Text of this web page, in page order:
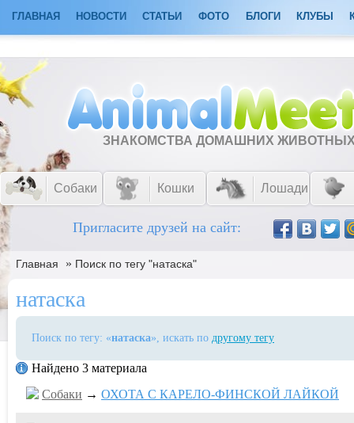
ГЛАВНАЯ НОВОСТИ СТАТЬИ ФОТО БЛОГИ КЛУБЫ
ЗНАКОМСТВА ДОМАШНИХ
Собаки Кошки Лошади
Пригласите друзей на сайт:
Главная » Поиск по тегу "натаска"
натаска
Поиск по тегу: «натаска», искать по другому тегу
Найдено 3 материала
Собаки → ОХОТА С КАРЕЛО-ФИНСКОЙ ЛАЙКОЙ